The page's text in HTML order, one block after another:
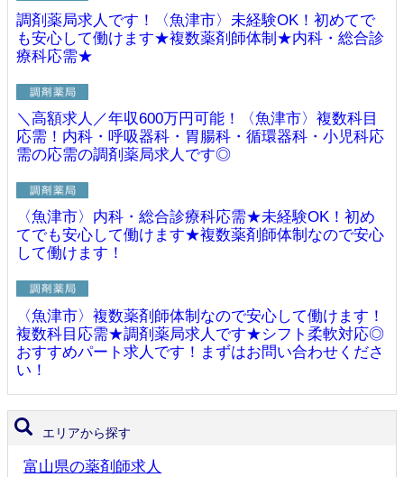
調剤薬局求人です！〈魚津市〉未経験OK！初めてで
も安心して働けます★複数薬剤師体制★内科・総合診
療科応需★
＼高額求人／年収600万円可能！〈魚津市〉複数科目
応需！内科・呼吸器科・胃腸科・循環器科・小児科応
需の応需の調剤薬局求人です◎
〈魚津市〉内科・総合診療科応需★未経験OK！初め
てでも安心して働けます★複数薬剤師体制なので安心
して働けます！
〈魚津市〉複数薬剤師体制なので安心して働けます！
複数科目応需★調剤薬局求人です★シフト柔軟対応◎
おすすめパート求人です！まずはお問い合わせくださ
い！
エリアから探す
富山県の薬剤師求人